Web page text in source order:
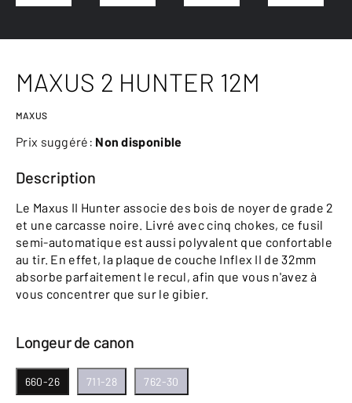
MAXUS 2 HUNTER 12M
MAXUS
Prix suggéré: Non disponible
Description
Le Maxus II Hunter associe des bois de noyer de grade 2
et une carcasse noire. Livré avec cinq chokes, ce fusil
semi-automatique est aussi polyvalent que confortable
au tir. En effet, la plaque de couche Inflex II de 32mm
absorbe parfaitement le recul, afin que vous n'avez à
vous concentrer que sur le gibier.
Longeur de canon
660-26 711-28 762-30